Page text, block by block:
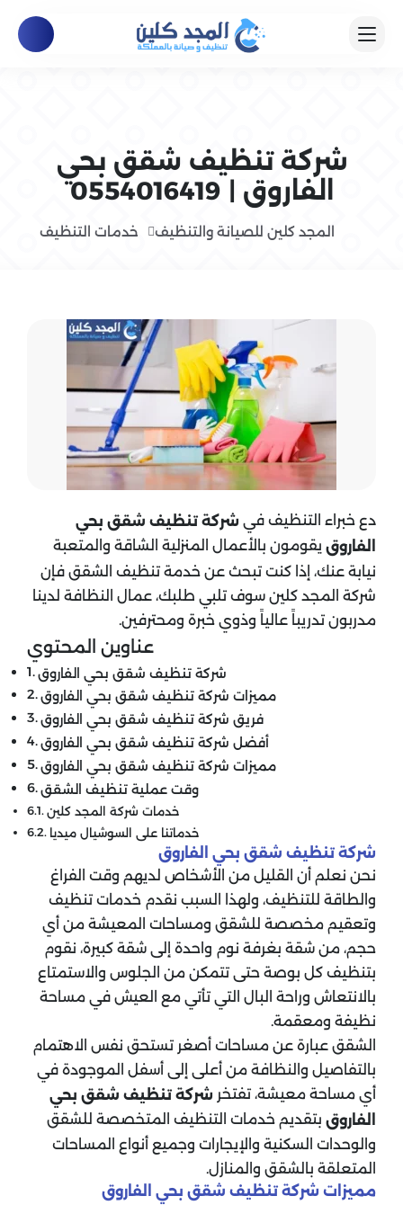
شركة تنظيف شقق بحي
الفاروق | 0554016419
المجد كلين للصيانة والتنظيف خدمات التنظيف
دع خبراء التنظيف في شركة تنظيف شقق بحي
الفاروق يقومون بالأعمال المنزلية الشاقة والمتعبة
نيابة عنك، إذا كنت تبحث عن خدمة تنظيف الشقق فإن
شركة المجد كلين سوف تلبي طلبك، عمال النظافة لدينا
مدربون تدريباً عالياً وذوي خبرة ومحترفين.
عناوين المحتوي
شركة تنظيف شقق بحي الفاروق
مميزات شركة تنظيف شقق بحي الفاروق
فريق شركة تنظيف شقق بحي الفاروق
أفضل شركة تنظيف شقق بحي الفاروق
مميزات شركة تنظيف شقق بحي الفاروق
وقت عملية تنظيف الشقق
خدمات شركة المجد كلين
خدماتنا على السوشيال ميديا
شركة تنظيف شقق بحي الفاروق
نحن نعلم أن القليل من الأشخاص لديهم وقت الفراغ
والطاقة للتنظيف، ولهذا السبب نقدم خدمات تنظيف
وتعقيم مخصصة للشقق ومساحات المعيشة من أي
حجم، من شقة بغرفة نوم واحدة إلى شقة كبيرة، نقوم
بتنظيف كل بوصة حتى تتمكن من الجلوس والاستمتاع
بالانتعاش وراحة البال التي تأتي مع العيش في مساحة
نظيفة ومعقمة.
الشقق عبارة عن مساحات أصغر تستحق نفس الاهتمام
بالتفاصيل والنظافة من أعلى إلى أسفل الموجودة في
أي مساحة معيشة، تفتخر شركة تنظيف شقق بحي
الفاروق بتقديم خدمات التنظيف المتخصصة للشقق
والوحدات السكنية والإيجارات وجميع أنواع المساحات
المتعلقة بالشقق والمنازل.
مميزات شركة تنظيف شقق بحي الفاروق